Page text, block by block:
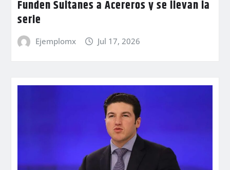
Funden Sultanes a Acereros y se llevan la
serie
Ejemplomx Jul 17, 2026